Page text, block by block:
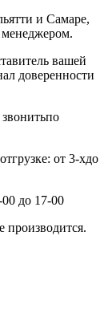
и Самаре,
вашей
доверенности
от 3-хдо
00 до 17-00
производится.